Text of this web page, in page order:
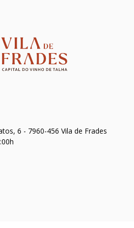
6 - 7960-456 Vila de Frades